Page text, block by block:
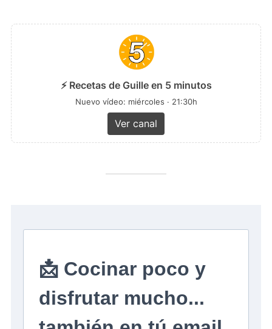
⚡ Recetas de Guille en 5 minutos
Nuevo vídeo: miércoles · 21:30h
Ver canal